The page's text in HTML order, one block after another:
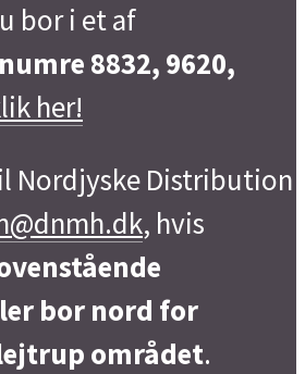
bor i et af
8832, 9620,
her!
Nordjyske Distribution
, hvis
bor nord for
området.